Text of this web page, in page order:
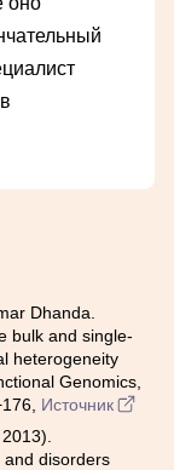
Dhanda.
bulk and single-
heterogeneity
Genomics,
Источник
disorders